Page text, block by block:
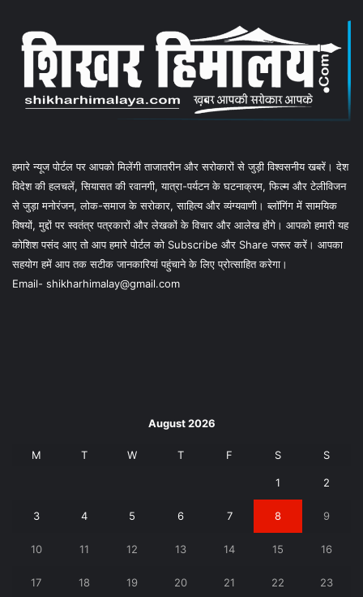
हमारे न्यूज पोर्टल पर आपको मिलेंगी ताजातरीन और सरोकारों से जुड़ी विश्वसनीय खबरें। देश
विदेश की हलचलें, सियासत की रवानगी, यात्रा-पर्यटन के घटनाक्रम, फिल्म और टेलीविजन
से जुड़ा मनोरंजन, लोक-समाज के सरोकार, साहित्य और व्यंग्यवाणी। ब्लॉगिंग में सामयिक
विषयों, मुद्दों पर स्वतंत्र पत्रकारों और लेखकों के विचार और आलेख होंगे। आपको हमारी यह
कोशिश पसंद आए तो आप हमारे पोर्टल को Subscribe और Share जरूर करें। आपका
सहयोग हमें आप तक सटीक जानकारियां पहुंचाने के लिए प्रोत्साहित करेगा।
Email- shikharhimalay@gmail.com
August 2026
M T W T F S S
1 2
3 4 5 6 7 8 9
10 11 12 13 14 15 16
17 18 19 20 21 22 23